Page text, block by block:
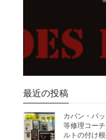
最近の投稿
カバン・バ
等修理コー
ルトの付け